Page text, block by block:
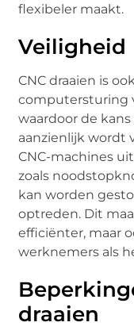
flexibeler maakt.
Veiligheid
CNC draaien is
computersturing
waardoor de
aanzienlijk wordt
CNC-machines
zoals
kan worden
optreden. Dit
efficiënter, maar
werknemers als
draaien